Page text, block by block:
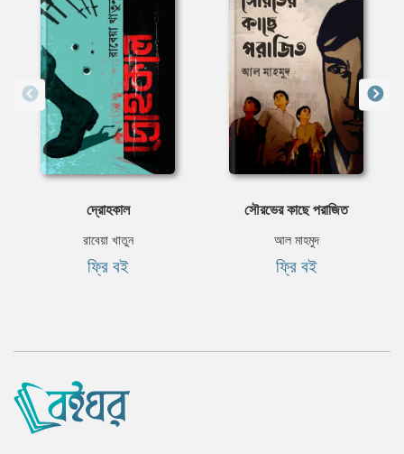
দ্রোহকাল
রাবেয়া খাতুন
ফ্রি বই
সৌরভের কাছে পরাজিত
আল মাহমুদ
ফ্রি বই